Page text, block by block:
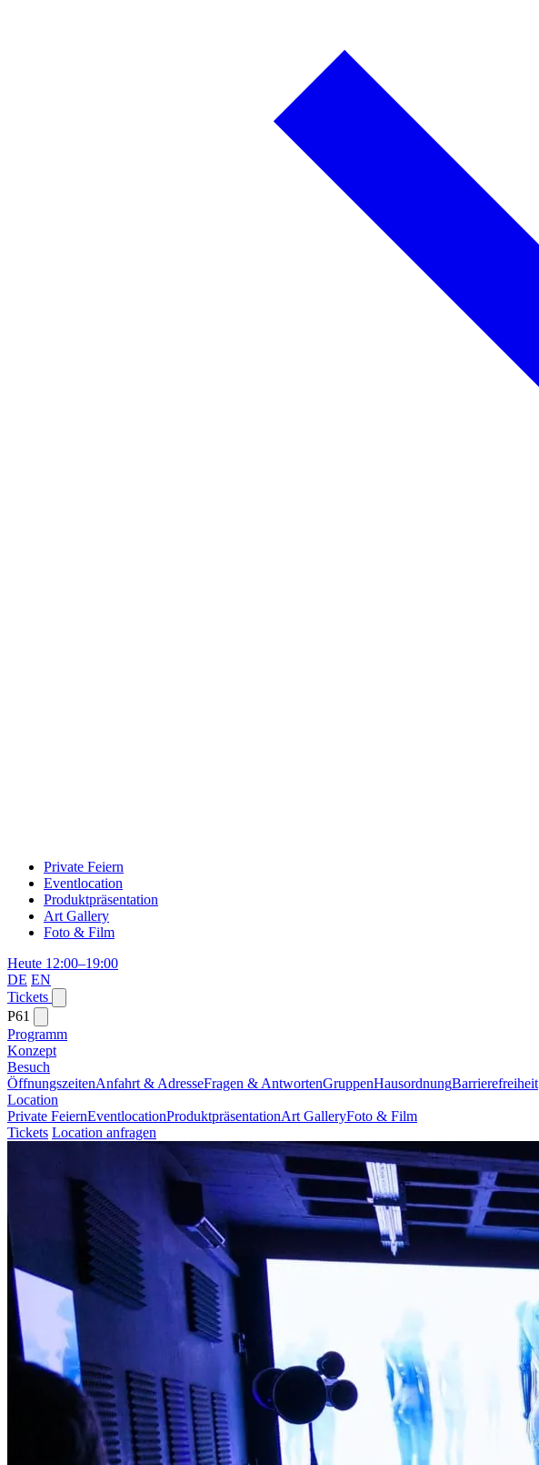
Private Feiern
Eventlocation
Produktpräsentation
Art Gallery
Foto & Film
Heute 12:00–19:00
DE EN
Tickets
P61
Programm
Konzept
Besuch
ÖffnungszeitenAnfahrt & AdresseFragen & AntwortenGruppenHausordnungBarrierefreiheit
Location
Private FeiernEventlocationProduktpräsentationArt GalleryFoto & Film
Tickets Location anfragen